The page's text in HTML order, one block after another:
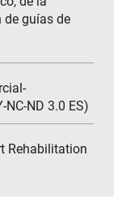
guías de
NC-ND 3.0 ES)
Rehabilitation